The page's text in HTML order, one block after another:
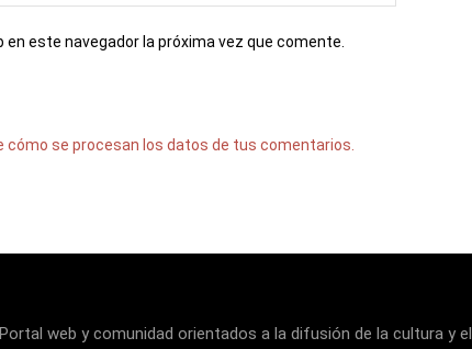
este navegador la próxima vez que comente.
cómo se procesan los datos de tus comentarios.
Portal web y comunidad orientados a la difusión de la cultura y el